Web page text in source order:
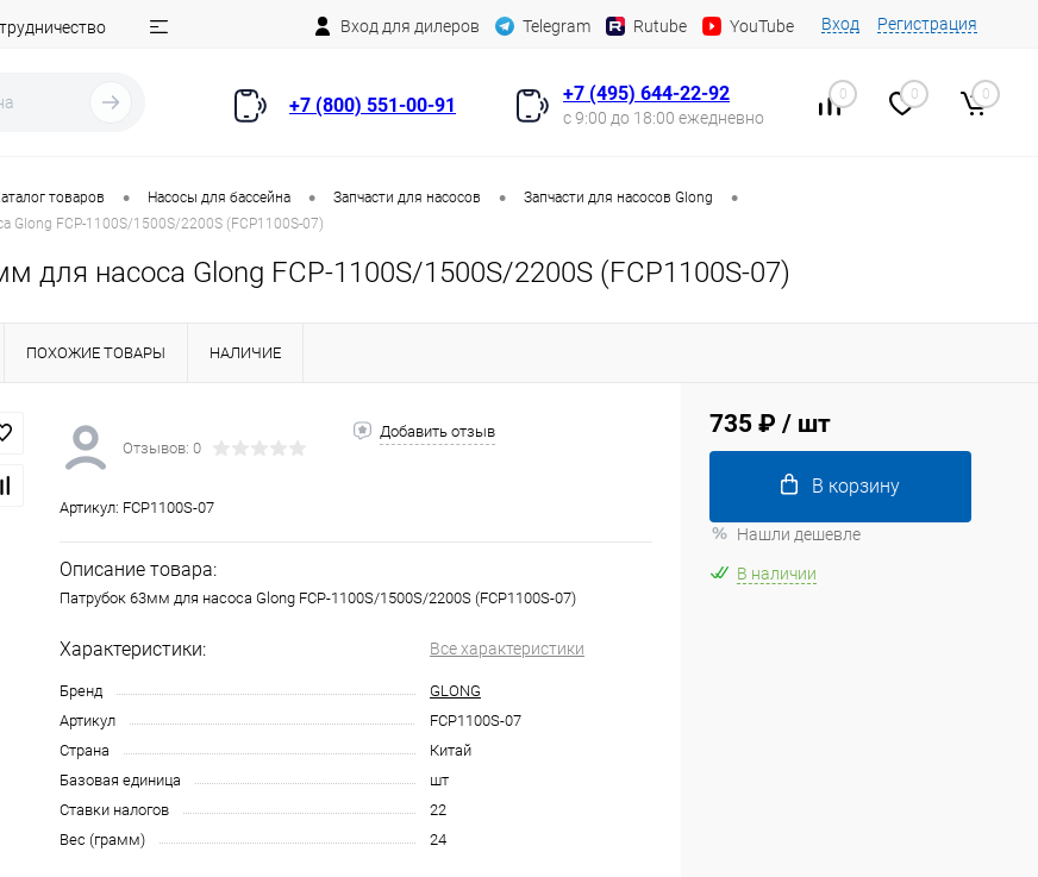
Вход для дилеров Telegram Rutube YouTube Вход Регистрация
+7 (800) 551-00-91
+7 (495) 644-22-92
с 9:00 до 18:00 ежедневно
0 0 0
товаров • Насосы для бассейна • Запчасти для насосов • Запчасти для насосов Glong •
Glong FCP-1100S/1500S/2200S (FCP1100S-07)
для насоса Glong FCP-1100S/1500S/2200S (FCP1100S-07)
ПОХОЖИЕ ТОВАРЫ НАЛИЧИЕ
Отзывов: 0
Добавить отзыв
Артикул: FCP1100S-07
Описание товара:
Патрубок 63мм для насоса Glong FCP-1100S/1500S/2200S (FCP1100S-07)
Характеристики: Все характеристики
Бренд
GLONG
Артикул
FCP1100S-07
Страна
Китай
Базовая единица
шт
Ставки налогов
22
Вес (грамм)
24
735 ₽ / шт
В корзину
Нашли дешевле
В наличии